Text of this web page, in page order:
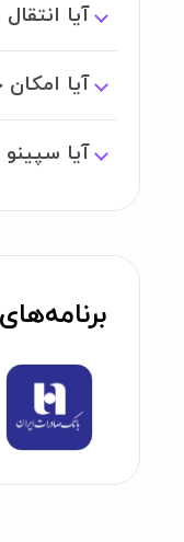
آیا
آیا
آیا سپینو